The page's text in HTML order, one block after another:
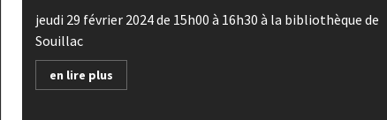
jeudi 29 février 2024 de 15h00 à 16h30 à la bibliothèque de
Souillac
en lire plus